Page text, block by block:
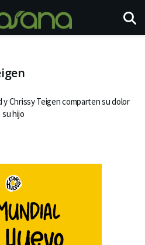
y Chrissy Teigen comparten su dolor
hijo